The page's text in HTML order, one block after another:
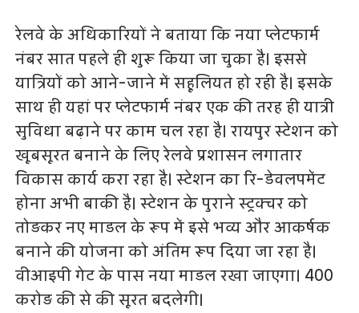
रेलवे के अधिकारियों ने बताया कि नया प्लेटफार्म
नंबर सात पहले ही शुरू किया जा चुका है। इससे
यात्रियों को आने-जाने में सहूलियत हो रही है। इसके
साथ ही यहां पर प्लेटफार्म नंबर एक की तरह ही यात्री
सुविधा बढ़ाने पर काम चल रहा है। रायपुर स्टेशन को
खूबसूरत बनाने के लिए रेलवे प्रशासन लगातार
विकास कार्य करा रहा है। स्टेशन का रि-डेवलपमेंट
होना अभी बाकी है। स्टेशन के पुराने स्ट्रक्चर को
तोड़कर नए माडल के रूप में इसे भव्य और आकर्षक
बनाने की योजना को अंतिम रूप दिया जा रहा है।
वीआइपी गेट के पास नया माडल रखा जाएगा। 400
करोड़ की से की सूरत बदलेगी।